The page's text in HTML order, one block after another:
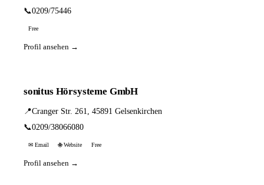
📞0209/75446
Free
Profil ansehen →
sonitus Hörsysteme GmbH
📍Cranger Str. 261, 45891 Gelsenkirchen
📞0209/38066080
✉ Email 🌐 Website Free
Profil ansehen →